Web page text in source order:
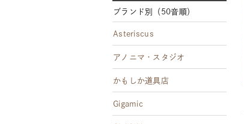
ブランド別（50音順）
Asteriscus
アノニマ・スタジオ
かもしか道具店
Gigamic